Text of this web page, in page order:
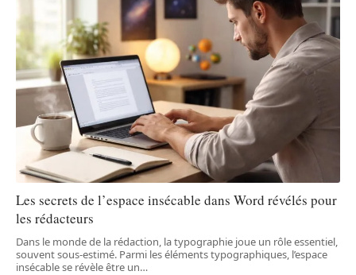
Les secrets de l’espace insécable dans Word révélés pour
les rédacteurs
Dans le monde de la rédaction, la typographie joue un rôle essentiel,
souvent sous-estimé. Parmi les éléments typographiques, l’espace
insécable se révèle être un…